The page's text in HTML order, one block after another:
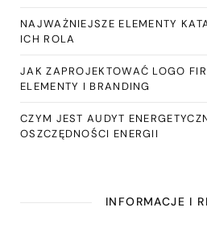
NAJWAŻNIEJSZE ELEMENTY
ICH ROLA
JAK ZAPROJEKTOWAĆ LOGO
ELEMENTY I BRANDING
CZYM JEST AUDYT
OSZCZĘDNOŚCI ENERGII
INFORMACJE I